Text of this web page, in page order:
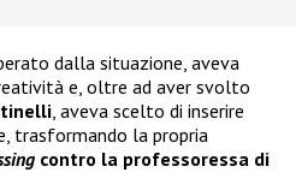
dalla situazione, aveva
e, oltre ad aver svolto
, aveva scelto di inserire
trasformando la propria
contro la professoressa di